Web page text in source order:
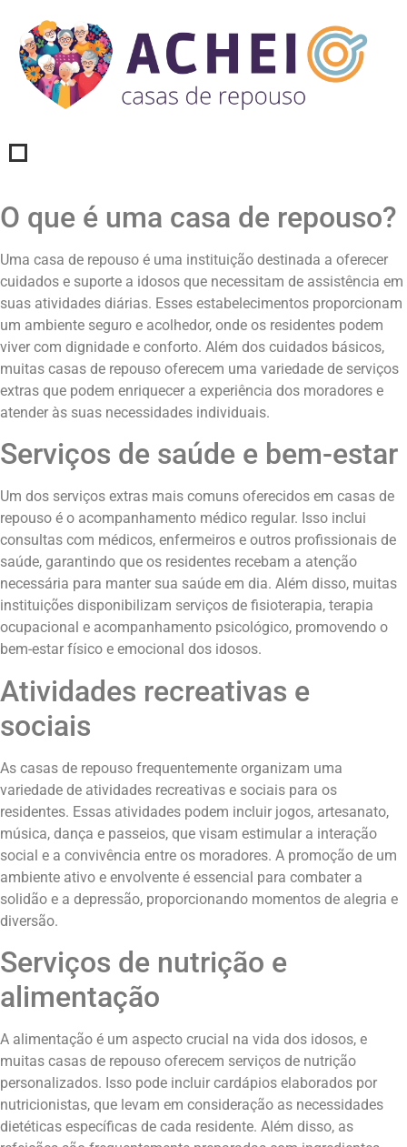
O que é uma casa de repouso?
Uma casa de repouso é uma instituição destinada a oferecer
cuidados e suporte a idosos que necessitam de assistência em
suas atividades diárias. Esses estabelecimentos proporcionam
um ambiente seguro e acolhedor, onde os residentes podem
viver com dignidade e conforto. Além dos cuidados básicos,
muitas casas de repouso oferecem uma variedade de serviços
extras que podem enriquecer a experiência dos moradores e
atender às suas necessidades individuais.
Serviços de saúde e bem-estar
Um dos serviços extras mais comuns oferecidos em casas de
repouso é o acompanhamento médico regular. Isso inclui
consultas com médicos, enfermeiros e outros profissionais de
saúde, garantindo que os residentes recebam a atenção
necessária para manter sua saúde em dia. Além disso, muitas
instituições disponibilizam serviços de fisioterapia, terapia
ocupacional e acompanhamento psicológico, promovendo o
bem-estar físico e emocional dos idosos.
Atividades recreativas e
sociais
As casas de repouso frequentemente organizam uma
variedade de atividades recreativas e sociais para os
residentes. Essas atividades podem incluir jogos, artesanato,
música, dança e passeios, que visam estimular a interação
social e a convivência entre os moradores. A promoção de um
ambiente ativo e envolvente é essencial para combater a
solidão e a depressão, proporcionando momentos de alegria e
diversão.
Serviços de nutrição e
alimentação
A alimentação é um aspecto crucial na vida dos idosos, e
muitas casas de repouso oferecem serviços de nutrição
personalizados. Isso pode incluir cardápios elaborados por
nutricionistas, que levam em consideração as necessidades
dietéticas específicas de cada residente. Além disso, as